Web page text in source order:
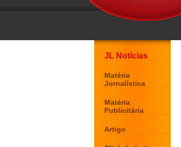
JL Notícias
Matéria
Jornalística
Matéria
Publicitária
Artigo